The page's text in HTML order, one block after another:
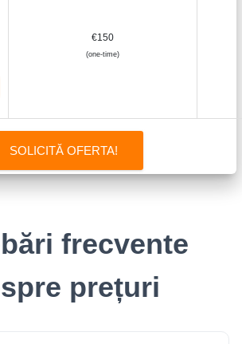
€150
(one-time)
SOLICITĂ OFERTA!
frecvente
prețuri